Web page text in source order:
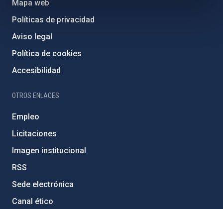
Mapa web
Políticas de privacidad
Aviso legal
Política de cookies
Accesibilidad
OTROS ENLACES
Empleo
Licitaciones
Imagen institucional
RSS
Sede electrónica
Canal ético